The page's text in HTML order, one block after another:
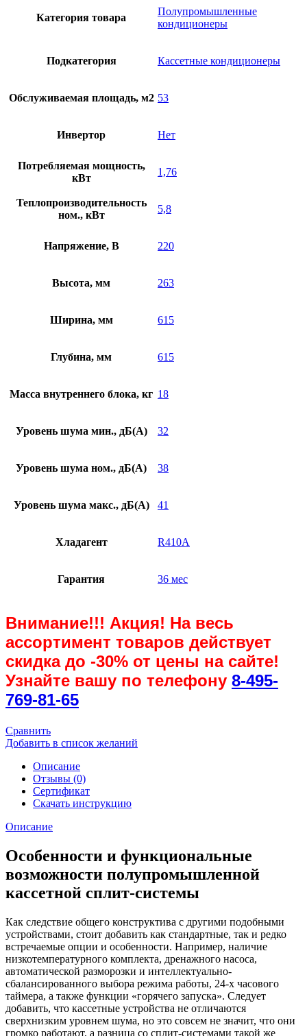
A/SCP13A1
Категория товара
Полупромышленные
кондиционеры
Подкатегория Кассетные кондиционеры
Обслуживаемая площадь, м2 53
Инвертор Нет
Потребляемая мощность,
кВт
1,76
Теплопроизводительность
ном., кВт
5,8
Напряжение, В 220
Высота, мм 263
Ширина, мм 615
Глубина, мм 615
Масса внутреннего блока, кг 18
Уровень шума мин., дБ(А) 32
Уровень шума ном., дБ(А) 38
Уровень шума макс., дБ(А) 41
Хладагент R410A
Гарантия 36 мес
Внимание!!! Акция! На весь
ассортимент товаров действует
скидка до -30% от цены на сайте!
Узнайте вашу по телефону 8-495-
769-81-65
Сравнить
Добавить в список желаний
Описание
Отзывы (0)
Сертификат
Скачать инструкцию
Описание
Особенности и функциональные
возможности полупромышленной
кассетной сплит-системы
Как следствие общего конструктива с другими подобными
устройствами, стоит добавить как стандартные, так и редко
встречаемые опции и особенности. Например, наличие
низкотемпературного комплекта, дренажного насоса,
автоматической разморозки и интеллектуально-
сбалансированного выбора режима работы, 24-х часового
таймера, а также функции «горячего запуска». Следует
добавить, что кассетные устройства не отличаются
сверхнизким уровнем шума, но это совсем не значит, что они
громко работают, а разница со сплит-системами такой же